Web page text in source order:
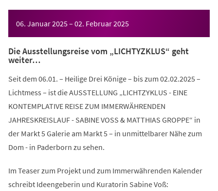
06. Januar 2025– 02. Februar 2025
Die Ausstellungsreise vom „LICHTYZKLUS“ geht
weiter…
Seit dem 06.01. – Heilige Drei Könige – bis zum 02.02.2025 –
Lichtmess – ist die AUSSTELLUNG „LICHTZYKLUS - EINE
KONTEMPLATIVE REISE ZUM IMMERWÄHRENDEN
JAHRESKREISLAUF - SABINE VOSS & MATTHIAS GROPPE“ in
der Markt 5 Galerie am Markt 5 – in unmittelbarer Nähe zum
Dom - in Paderborn zu sehen.
Im Teaser zum Projekt und zum Immerwährenden Kalender
schreibt Ideengeberin und Kuratorin Sabine Voß: